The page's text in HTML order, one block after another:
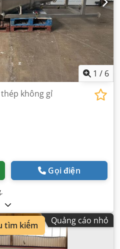
1 / 6
không gỉ
Gọi điện
,
Quảng cáo nhỏ
tìm kiếm